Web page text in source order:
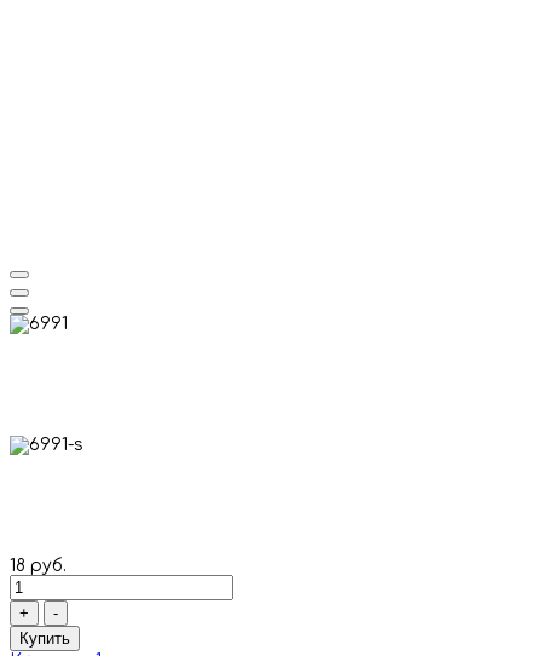
18 руб.
+
-
Купить